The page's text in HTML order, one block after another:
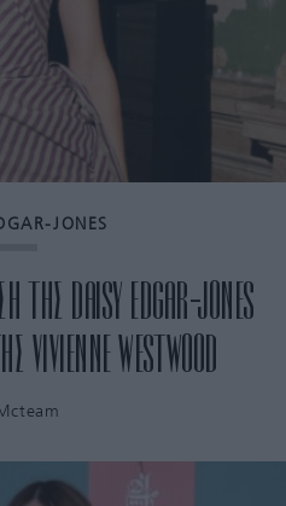
JONES
DAISY EDGAR-JONES
VIVIENNE WESTWOOD